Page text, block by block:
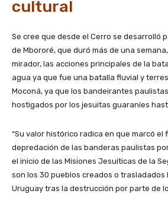
cultural
Se cree que desde el Cerro se desarrolló
de Mbororé, que duró más de una
mirador, las acciones principales de la
agua ya que fue una batalla fluvial y
Moconá, ya que los bandeirantes
hostigados por los jesuitas guaraníes
“Su valor histórico radica en que marcó el
depredación de las banderas paulistas
el inicio de las Misiones Jesuíticas de la
son los 30 pueblos creados o trasladados
Uruguay tras la destrucción por parte de